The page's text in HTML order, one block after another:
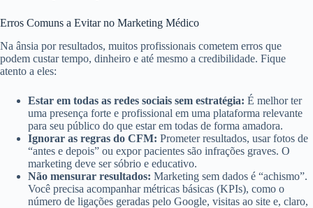
Erros Comuns a Evitar no Marketing Médico
Na ânsia por resultados, muitos profissionais cometem erros que
podem custar tempo, dinheiro e até mesmo a credibilidade. Fique
atento a eles:
Estar em todas as redes sociais sem estratégia: É melhor ter
uma presença forte e profissional em uma plataforma relevante
para seu público do que estar em todas de forma amadora.
Ignorar as regras do CFM: Prometer resultados, usar fotos de
“antes e depois” ou expor pacientes são infrações graves. O
marketing deve ser sóbrio e educativo.
Não mensurar resultados: Marketing sem dados é “achismo”.
Você precisa acompanhar métricas básicas (KPIs), como o
número de ligações geradas pelo Google, visitas ao site e, claro,